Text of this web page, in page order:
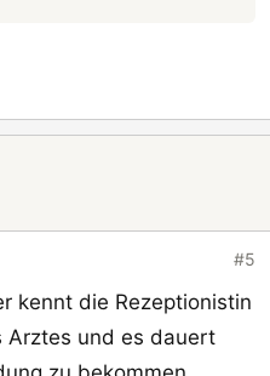
#5
kennt die Rezeptionistin
Arztes und es dauert